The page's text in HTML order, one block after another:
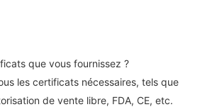
que vous fournissez ?
les certificats nécessaires, tels que
de vente libre, FDA, CE, etc.